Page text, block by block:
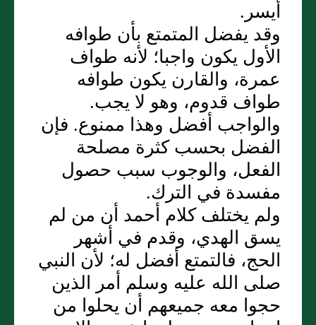
أيسر‏.‏
وقد يفضل المتمتع بأن طوافه
الأول يكون واجبا؛ لأنه طواف
عمرة، والقارن يكون طوافه
طواف قدوم، وهو لا يجب‏.‏
والواجب أفضل وهذا ممنوع‏.‏ فإن
الفضل بحسب كثرة مصلحة
الفعل، والوجوب سبب حصول
مفسدة في الترك‏.‏
ولم يختلف كلام أحمد أن من لم
يسق الهدي، وقدم في أشهر
الحج، فالتمتع أفضل له؛ لأن النبي
صلى الله عليه وسلم أمر الذين
حجوا معه جميعهم أن يحلوا من